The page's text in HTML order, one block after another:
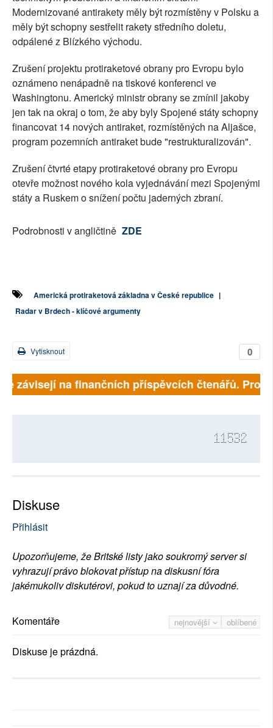
Modernizované antirakety měly být rozmístěny v Polsku a
měly být schopny sestřelit rakety středního doletu,
odpálené z Blízkého východu.
Zrušení projektu protiraketové obrany pro Evropu bylo
oznámeno nenápadně na tiskové konferenci ve
Washingtonu. Americký ministr obrany se zmínil jakoby
jen tak na okraj o tom, že aby byly Spojené státy schopny
financovat 14 nových antiraket, rozmístěných na Aljašce,
program pozemních antiraket bude "restrukturalizován".
Zrušení čtvrté etapy protiraketové obrany pro Evropu
otevře možnost nového kola vyjednávání mezi Spojenými
státy a Ruskem o snížení počtu jaderných zbraní.
Podrobnosti v angličtině ZDE
Americká protiraketová základna v České republice |
Radar v Brdech - klíčové argumenty
0
Vytisknout
závisejí na finančních příspěvcích čtenářů.
11532
Diskuse
Přihlásit
Upozorňujeme, že Britské listy jako soukromý server si
vyhrazují právo blokovat přístup na diskusní fóra
jakémukoliv diskutérovi, pokud to uznají za důvodné.
nejnovější oblíbené
Komentáře
Diskuse je prázdná.